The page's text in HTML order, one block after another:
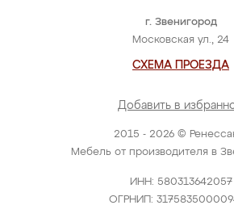
2015 - 2026 ©
Мебель от производителя в
ИНН: 580313642057
ОГРНИП:
г. Звенигород
Московская ул., 24
СХЕМА ПРОЕЗДА
Добавить в